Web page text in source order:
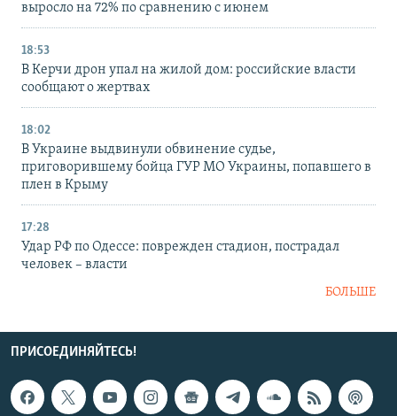
выросло на 72% по сравнению с июнем
18:53
В Керчи дрон упал на жилой дом: российские власти
сообщают о жертвах
18:02
В Украине выдвинули обвинение судье,
приговорившему бойца ГУР МО Украины, попавшего в
плен в Крыму
17:28
Удар РФ по Одессе: поврежден стадион, пострадал
человек – власти
БОЛЬШЕ
ПРИСОЕДИНЯЙТЕСЬ!